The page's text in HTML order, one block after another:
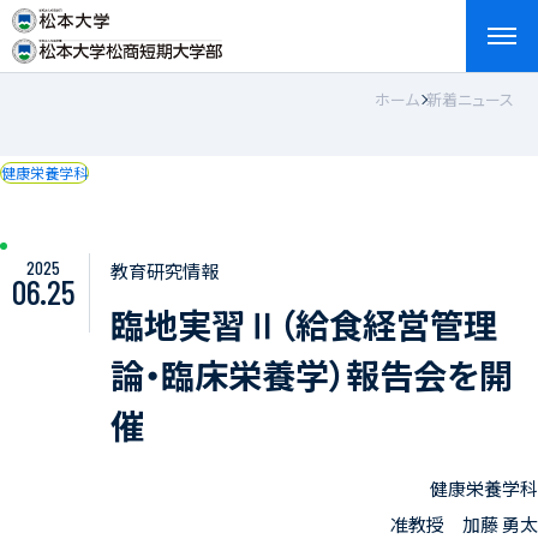
English
ホーム 新着ニュース
健康栄養学科
2025
06.25
教育研究情報
臨地実習Ⅱ（給食経営管理
論・臨床栄養学）報告会を開
催
健康栄養学科
准教授 加藤 勇太